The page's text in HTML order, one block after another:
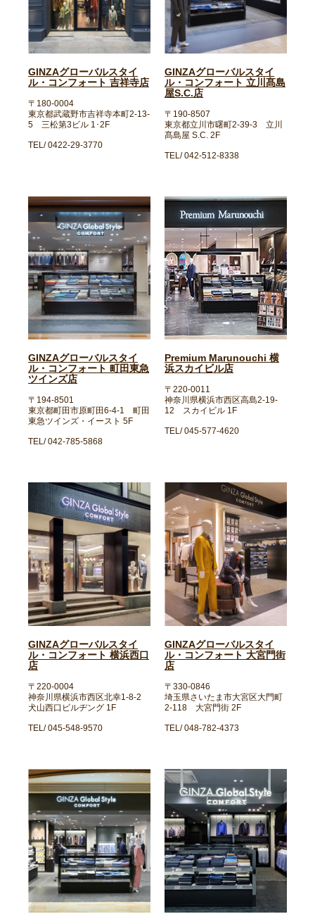
GINZAグローバルスタイ
ル・コンフォート 吉祥寺店
〒180-0004
東京都武蔵野市吉祥寺本町2-13-
5 三松第3ビル 1･2F
TEL/ 0422-29-3770
GINZAグローバルスタイ
ル・コンフォート 立川髙島
屋S.C.店
〒190-8507
東京都立川市曙町2-39-3 立川
髙島屋 S.C. 2F
TEL/ 042-512-8338
GINZAグローバルスタイ
ル・コンフォート 町田東急
ツインズ店
〒194-8501
東京都町田市原町田6-4-1 町田
東急ツインズ・イースト 5F
TEL/ 042-785-5868
Premium Marunouchi 横
浜スカイビル店
〒220-0011
神奈川県横浜市西区高島2-19-
12 スカイビル 1F
TEL/ 045-577-4620
GINZAグローバルスタイ
ル・コンフォート 横浜西口
店
〒220-0004
神奈川県横浜市西区北幸1-8-2
犬山西口ビルヂング 1F
TEL/ 045-548-9570
GINZAグローバルスタイ
ル・コンフォート 大宮門街
店
〒330-0846
埼玉県さいたま市大宮区大門町
2-118 大宮門街 2F
TEL/ 048-782-4373